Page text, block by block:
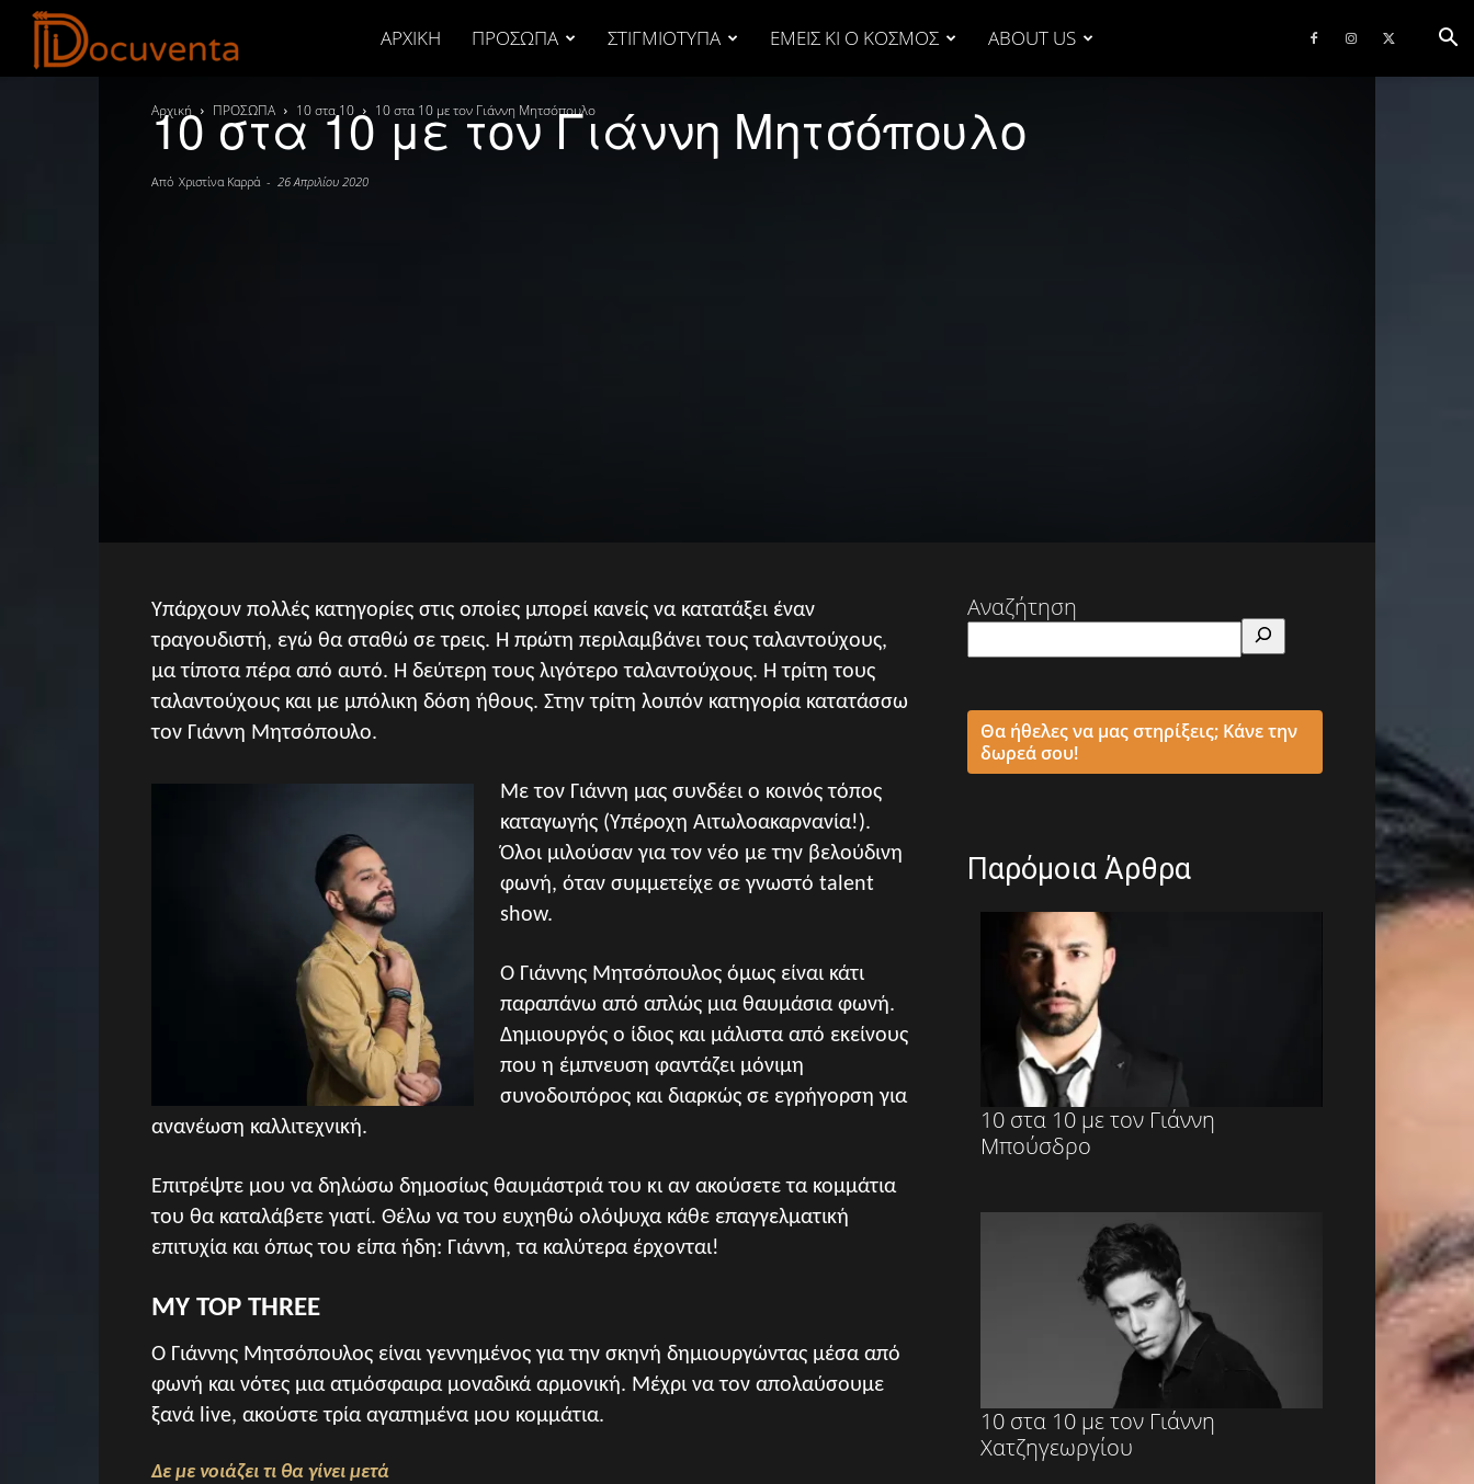
ΑΡΧΙΚΉ ΠΡΟΣΩΠΑ ΣΤΙΓΜΙΟΤΥΠΑ ΕΜΕΙΣ ΚΙ Ο ΚΟΣΜΟΣ ABOUT US
Αρχική ΠΡΟΣΩΠΑ 10 στα 10 10 στα 10 με τον Γιάννη Μητσόπουλο
10 στα 10 με τον Γιάννη Μητσόπουλο
Από Χριστίνα Καρρά - 26 Απριλίου 2020
Υπάρχουν πολλές κατηγορίες στις οποίες μπορεί κανείς να κατατάξει έναν
τραγουδιστή, εγώ θα σταθώ σε τρεις. Η πρώτη περιλαμβάνει τους ταλαντούχους,
μα τίποτα πέρα από αυτό. Η δεύτερη τους λιγότερο ταλαντούχους. Η τρίτη τους
ταλαντούχους και με μπόλικη δόση ήθους. Στην τρίτη λοιπόν κατηγορία κατατάσσω
τον Γιάννη Μητσόπουλο.
Με τον Γιάννη μας συνδέει ο κοινός τόπος
καταγωγής (Υπέροχη Αιτωλοακαρνανία!).
Όλοι μιλούσαν για τον νέο με την βελούδινη
φωνή, όταν συμμετείχε σε γνωστό talent
show.
Ο Γιάννης Μητσόπουλος όμως είναι κάτι
παραπάνω από απλώς μια θαυμάσια φωνή.
Δημιουργός ο ίδιος και μάλιστα από εκείνους
που η έμπνευση φαντάζει μόνιμη
συνοδοιπόρος και διαρκώς σε εγρήγορση για
ανανέωση καλλιτεχνική.
Επιτρέψτε μου να δηλώσω δημοσίως θαυμάστριά του κι αν ακούσετε τα κομμάτια
του θα καταλάβετε γιατί. Θέλω να του ευχηθώ ολόψυχα κάθε επαγγελματική
επιτυχία και όπως του είπα ήδη: Γιάννη, τα καλύτερα έρχονται!
MY TOP THREE
Ο Γιάννης Μητσόπουλος είναι γεννημένος για την σκηνή δημιουργώντας μέσα από
φωνή και νότες μια ατμόσφαιρα μοναδικά αρμονική. Μέχρι να τον απολαύσουμε
ξανά live, ακούστε τρία αγαπημένα μου κομμάτια.
Δε με νοιάζει τι θα γίνει μετά
Αναζήτηση
Θα ήθελες να μας στηρίξεις; Κάνε την
δωρεά σου!
Παρόμοια Άρθρα
10 στα 10 με τον Γιάννη
Μπούσδρο
10 στα 10 με τον Γιάννη
Χατζηγεωργίου